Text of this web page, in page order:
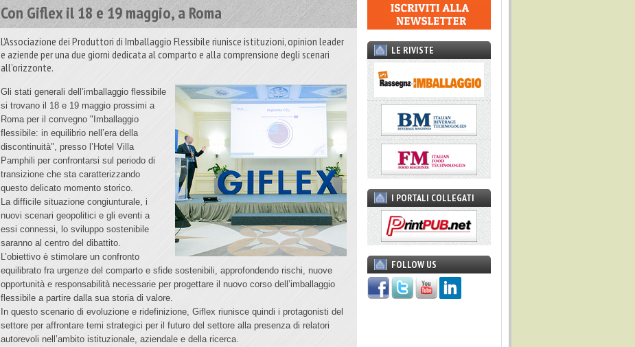
Con Giflex il 18 e 19 maggio, a Roma
L’Associazione dei Produttori di Imballaggio Flessibile riunisce istituzioni, opinion leader
e aziende per una due giorni dedicata al comparto e alla comprensione degli scenari
all’orizzonte.
Gli stati generali dell’imballaggio flessibile
si trovano il 18 e 19 maggio prossimi a
Roma per il convegno "Imballaggio
flessibile: in equilibrio nell’era della
discontinuità", presso l’Hotel Villa
Pamphili per confrontarsi sul periodo di
transizione che sta caratterizzando
questo delicato momento storico.
La difficile situazione congiunturale, i
nuovi scenari geopolitici e gli eventi a
essi connessi, lo sviluppo sostenibile
saranno al centro del dibattito.
L’obiettivo è stimolare un confronto
equilibrato fra urgenze del comparto e sfide sostenibili, approfondendo rischi, nuove
opportunità e responsabilità necessarie per progettare il nuovo corso dell’imballaggio
flessibile a partire dalla sua storia di valore.
In questo scenario di evoluzione e ridefinizione, Giflex riunisce quindi i protagonisti del
settore per affrontare temi strategici per il futuro del settore alla presenza di relatori
autorevoli nell’ambito istituzionale, aziendale e della ricerca.
LE RIVISTE
I PORTALI COLLEGATI
FOLLOW US